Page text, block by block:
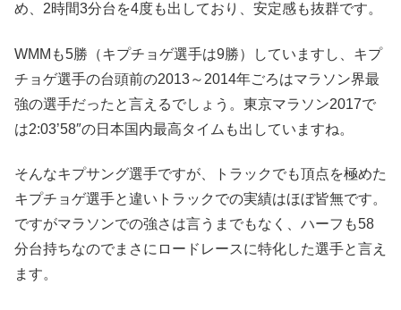
め、2時間3分台を4度も出しており、安定感も抜群です。
WMMも5勝（キプチョゲ選手は9勝）していますし、キプ
チョゲ選手の台頭前の2013～2014年ごろはマラソン界最
強の選手だったと言えるでしょう。東京マラソン2017で
は2:03’58″の日本国内最高タイムも出していますね。
そんなキプサング選手ですが、トラックでも頂点を極めた
キプチョゲ選手と違いトラックでの実績はほぼ皆無です。
ですがマラソンでの強さは言うまでもなく、ハーフも58
分台持ちなのでまさにロードレースに特化した選手と言え
ます。